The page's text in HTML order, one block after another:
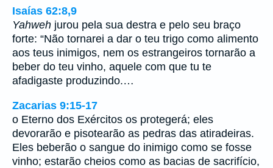
Isaías 62:8,9
Yahweh jurou pela sua destra e pelo seu braço
forte: “Não tornarei a dar o teu trigo como alimento
aos teus inimigos, nem os estrangeiros tornarão a
beber do teu vinho, aquele com que tu te
afadigaste produzindo.…
Zacarias 9:15-17
o Eterno dos Exércitos os protegerá; eles
devorarão e pisotearão as pedras das atiradeiras.
Eles beberão o sangue do inimigo como se fosse
vinho; estarão cheios como as bacias de sacrifício,